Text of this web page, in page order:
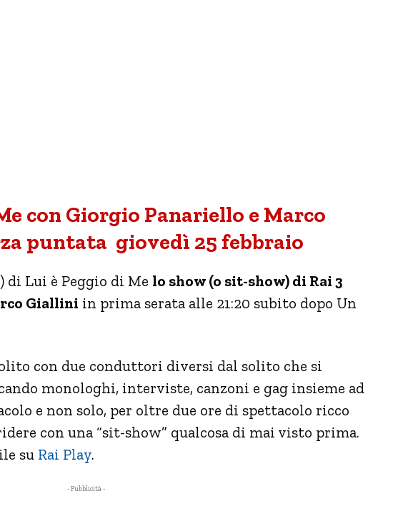
con Giorgio Panariello e Marco
puntata giovedì 25 febbraio
di Lui è Peggio di Me lo show (o sit-show) di Rai 3
Giallini in prima serata alle 21:20 subito dopo Un
con due conduttori diversi dal solito che si
monologhi, interviste, canzoni e gag insieme ad
e non solo, per oltre due ore di spettacolo ricco
con una “sit-show” qualcosa di mai visto prima.
su Rai Play.
- Pubblicità -